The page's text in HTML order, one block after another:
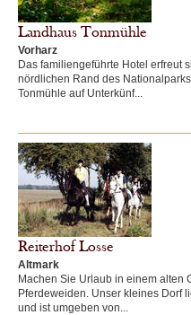
Landhaus Tonmühle
Vorharz
Das familiengeführte Hotel erfreut
nördlichen Rand des
Tonmühle auf Unterkünf...
Reiterhof Losse
Altmark
Machen Sie Urlaub in einem alten
Pferdeweiden. Unser kleines Dorf
und ist umgeben von...